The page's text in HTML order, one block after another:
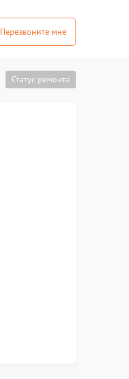
Перезвоните мне
Статус ремонта